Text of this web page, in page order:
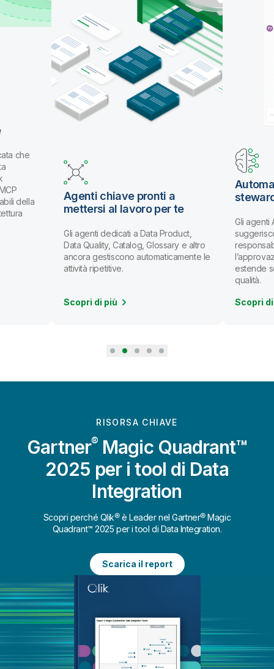
che
della
Agenti chiave pronti a
mettersi al lavoro per te
Gli agenti dedicati a Data Product,
Data Quality, Catalog, Glossary e altro
ancora gestiscono automaticamente le
attività ripetitive.
Scopri di più
Gli agenti
estende
qualità.
Scopri
RISORSA CHIAVE
Gartner® Magic Quadrant™
2025 per i tool di Data
Integration
Scopri perché Qlik® è Leader nel Gartner® Magic
Quadrant™ 2025 per i tool di Data Integration.
Scarica il report